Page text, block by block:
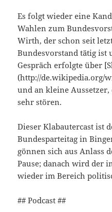
Es folgt wieder eine
Wahlen zum
Wirth, der schon seit
Bundesvorstand tätig ist
Gespräch erfolgte über
(http://de.wikipedia.org/
und an kleine
sehr stören.
Dieser Klabautercast ist
Bundesparteitag in
gönnen sich aus Anlass
Pause; danach wird der
wieder im Bereich
## Podcast ##